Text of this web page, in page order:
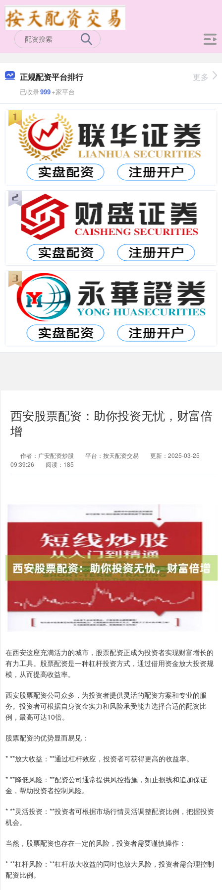
正规配资平台排行
已收录999+家平台
更多
西安股票配资：助你投资无忧，财富倍
增
作者：广安配资炒股 平台：按天配资交易
更新：2025-03-25
09:39:26
阅读：185
在西安这座充满活力的城市，股票配资正成为投资者实现财富增长的
有力工具。股票配资是一种杠杆投资方式，通过借用资金放大投资规
模，从而提高收益率。
西安股票配资公司众多，为投资者提供灵活的配资方案和专业的服
务。投资者可根据自身资金实力和风险承受能力选择合适的配资比
例，最高可达10倍。
股票配资的优势显而易见：
* **放大收益：**通过杠杆效应，投资者可获得更高的收益率。
* **降低风险：**配资公司通常提供风控措施，如止损线和追加保证
金，帮助投资者控制风险。
* **灵活投资：**投资者可根据市场行情灵活调整配资比例，把握投资
机会。
当然，股票配资也存在一定的风险，投资者需要谨慎操作：
* **杠杆风险：**杠杆放大收益的同时也放大风险，投资者需合理控制
配资比例。